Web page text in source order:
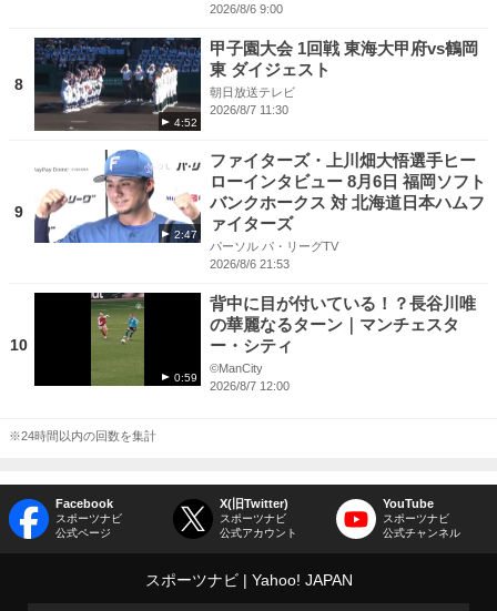
2026/8/6 9:00
8
4:52
甲子園大会 1回戦 東海大甲府vs鶴岡
東 ダイジェスト
朝日放送テレビ
2026/8/7 11:30
9
2:47
ファイターズ・上川畑大悟選手ヒー
ローインタビュー 8月6日 福岡ソフト
バンクホークス 対 北海道日本ハムフ
ァイターズ
パーソル パ・リーグTV
2026/8/6 21:53
10
0:59
背中に目が付いている！？長谷川唯
の華麗なるターン｜マンチェスタ
ー・シティ
©ManCity
2026/8/7 12:00
※24時間以内の回数を集計
Facebook
スポーツナビ
公式ページ
X(旧Twitter)
スポーツナビ
公式アカウント
YouTube
スポーツナビ
公式チャンネル
スポーツナビ Yahoo! JAPAN